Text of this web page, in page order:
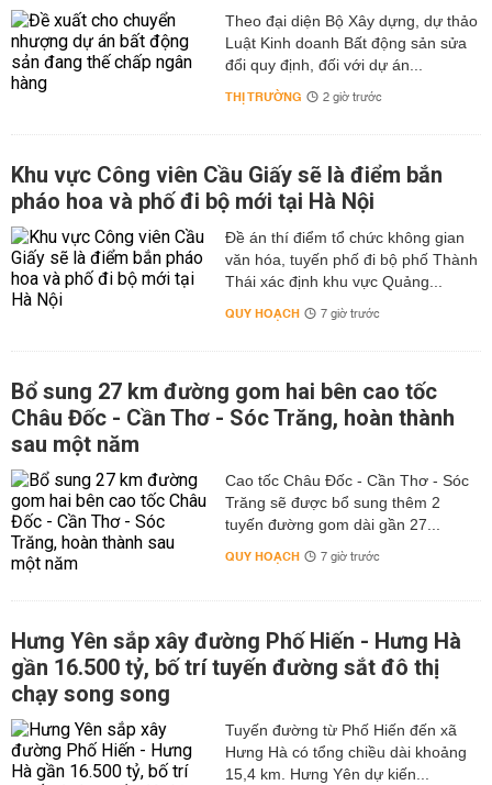
Theo đại diện Bộ Xây dựng, dự thảo
Luật Kinh doanh Bất động sản sửa
đổi quy định, đối với dự án...
THỊ TRƯỜNG 2 giờ trước
Khu vực Công viên Cầu Giấy sẽ là điểm bắn
pháo hoa và phố đi bộ mới tại Hà Nội
Đề án thí điểm tổ chức không gian
văn hóa, tuyến phố đi bộ phố Thành
Thái xác định khu vực Quảng...
QUY HOẠCH 7 giờ trước
Bổ sung 27 km đường gom hai bên cao tốc
Châu Đốc - Cần Thơ - Sóc Trăng, hoàn thành
sau một năm
Cao tốc Châu Đốc - Cần Thơ - Sóc
Trăng sẽ được bổ sung thêm 2
tuyến đường gom dài gần 27...
QUY HOẠCH 7 giờ trước
Hưng Yên sắp xây đường Phố Hiến - Hưng Hà
gần 16.500 tỷ, bố trí tuyến đường sắt đô thị
chạy song song
Tuyến đường từ Phố Hiến đến xã
Hưng Hà có tổng chiều dài khoảng
15,4 km. Hưng Yên dự kiến...